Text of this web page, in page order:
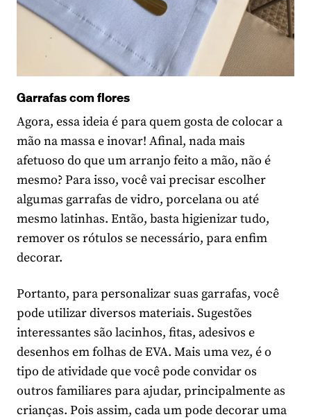
Garrafas com flores
Agora, essa ideia é para quem gosta de colocar a
mão na massa e inovar! Afinal, nada mais
afetuoso do que um arranjo feito a mão, não é
mesmo? Para isso, você vai precisar escolher
algumas garrafas de vidro, porcelana ou até
mesmo latinhas. Então, basta higienizar tudo,
remover os rótulos se necessário, para enfim
decorar.
Portanto, para personalizar suas garrafas, você
pode utilizar diversos materiais. Sugestões
interessantes são lacinhos, fitas, adesivos e
desenhos em folhas de EVA. Mais uma vez, é o
tipo de atividade que você pode convidar os
outros familiares para ajudar, principalmente as
crianças. Pois assim, cada um pode decorar uma